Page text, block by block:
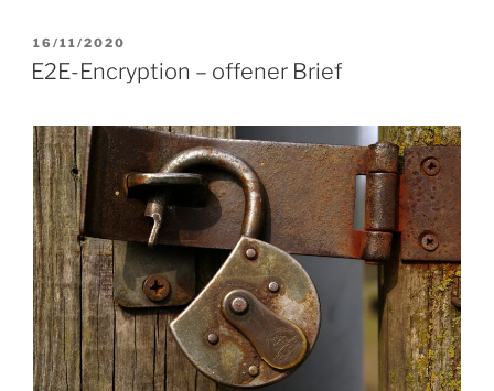
VERÖFFENTLICHT
AM
16/11/2020
E2E-Encryption – offener Brief